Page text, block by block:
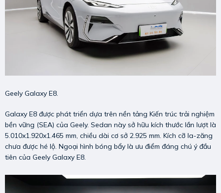
Geely Galaxy E8.
Galaxy E8 được phát triển dựa trên nền tảng Kiến trúc trải nghiệm
bền vững (SEA) của Geely. Sedan này sở hữu kích thước lần lượt là
5.010x1.920x1.465 mm, chiều dài cơ sở 2.925 mm. Kích cỡ la-zăng
chưa được hé lộ. Ngoại hình bóng bẩy là ưu điểm đáng chú ý đầu
tiên của Geely Galaxy E8.